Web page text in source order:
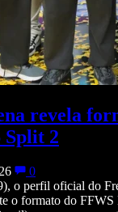
revela
Split 2
0
o perfil oficial do
o formato do